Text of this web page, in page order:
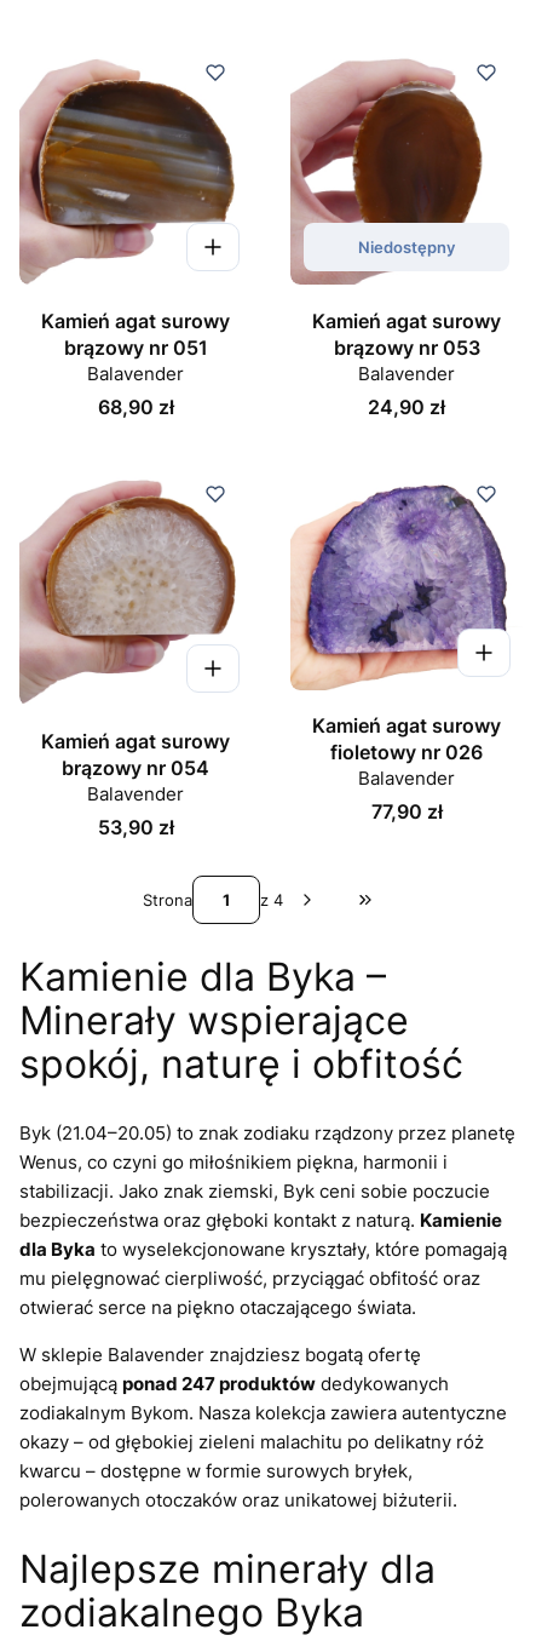
Kamień agat surowy
brązowy nr 051
Balavender
Cena
68,90 zł
Niedostępny
Kamień agat surowy
brązowy nr 053
Balavender
Cena
24,90 zł
Kamień agat surowy
brązowy nr 054
Balavender
Cena
53,90 zł
Kamień agat surowy
fioletowy nr 026
Balavender
Cena
77,90 zł
Strona z 4
Przejdź do ostatniej
Kamienie dla Byka –
Minerały wspierające
spokój, naturę i obfitość
Byk (21.04–20.05) to znak zodiaku rządzony przez planetę
Wenus, co czyni go miłośnikiem piękna, harmonii i
stabilizacji. Jako znak ziemski, Byk ceni sobie poczucie
bezpieczeństwa oraz głęboki kontakt z naturą. Kamienie
dla Byka to wyselekcjonowane kryształy, które pomagają
mu pielęgnować cierpliwość, przyciągać obfitość oraz
otwierać serce na piękno otaczającego świata.
W sklepie Balavender znajdziesz bogatą ofertę
obejmującą ponad 247 produktów dedykowanych
zodiakalnym Bykom. Nasza kolekcja zawiera autentyczne
okazy – od głębokiej zieleni malachitu po delikatny róż
kwarcu – dostępne w formie surowych bryłek,
polerowanych otoczaków oraz unikatowej biżuterii.
Najlepsze minerały dla
zodiakalnego Byka